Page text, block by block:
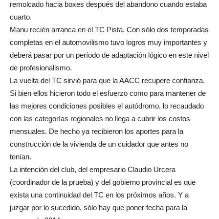
remolcado hacia boxes después del abandono cuando estaba
cuarto.
Manu recién arranca en el TC Pista. Con sólo dos temporadas
completas en el automovilismo tuvo logros muy importantes y
deberá pasar por un período de adaptación lógico en este nivel
de profesionalismo.
La vuelta del TC sirvió para que la AACC recupere confianza.
Si bien ellos hicieron todo el esfuerzo como para mantener de
las mejores condiciones posibles el autódromo, lo recaudado
con las categorías regionales no llega a cubrir los costos
mensuales. De hecho ya recibieron los aportes para la
construcción de la vivienda de un cuidador que antes no
tenían.
La intención del club, del empresario Claudio Urcera
(coordinador de la prueba) y del gobierno provincial es que
exista una continuidad del TC en los próximos años. Y a
juzgar por lo sucedido, sólo hay que poner fecha para la